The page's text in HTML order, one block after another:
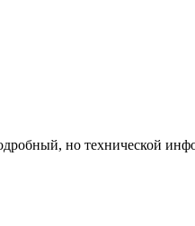
но технической